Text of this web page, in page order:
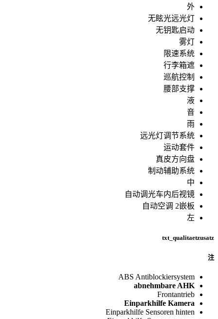
外
无眩光远光灯
无钥匙启动
雾灯
限速系统
行李箱遮
巡航控制
腰部支撑
液
音
雨
远光灯调节系统
运动套件
真皮方向盘
制动辅助系统
中
自动调光车内后视镜
自动空调 2嵌板
左
txt_qualitaetzusatz
注
ABS Antiblockiersystem
abnehmbare AHK
Frontantrieb
Einparkhilfe Kamera
Einparkhilfe Sensoren hinten